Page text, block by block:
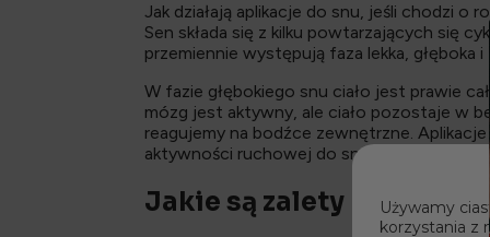
Jak działają aplikacje do snu, jeśli chodzi o
Sen składa się z kilku powtarzających się
przemiennie występują faza lekka, głęboka i
W fazie głębokiego snu ciało jest prawie
mózg jest aktywny, ale ciało pozostaje w
reagujemy na bodźce zewnętrzne.
aktywności ruchowej do snu głębokiego, a
Jakie są zalety
Używamy
korzystania z